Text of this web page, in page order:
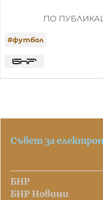
ПО
#футбол
Съвет за
БНР
БНР Новини